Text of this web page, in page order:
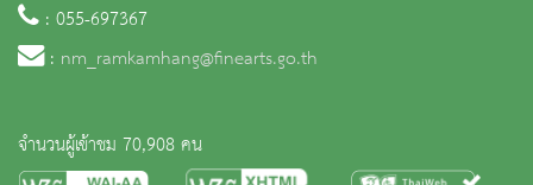
: 055-697367
: nm_ramkamhang@finearts.go.th
จำนวนผู้เข้าชม 70,908 คน